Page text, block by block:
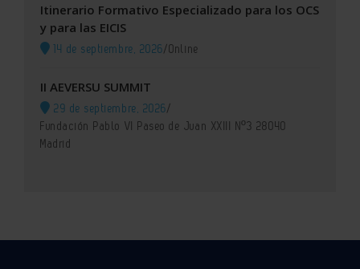
Itinerario Formativo Especializado para los OCS
y para las EICIS
14 de septiembre, 2026/Online
II AEVERSU SUMMIT
29 de septiembre, 2026/
Fundación Pablo VI Paseo de Juan XXIII Nº3 28040
Madrid